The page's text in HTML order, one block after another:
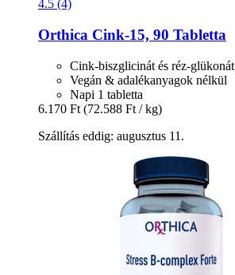
4.5 (4)
Orthica Cink-​15, 90 Tabletta
Cink-biszglicinát és réz-glükonát
Vegán & adalékanyagok nélkül
Napi 1 tabletta
6.170 Ft (72.588 Ft / kg)
Szállítás eddig: augusztus 11.